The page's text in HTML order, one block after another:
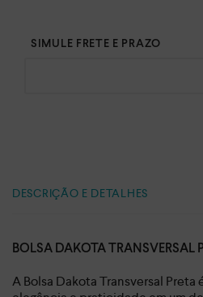
DESCRIÇÃO E DETALHES
BOLSA DAKOTA TRANSVERSAL
A Bolsa Dakota Transversal Preta